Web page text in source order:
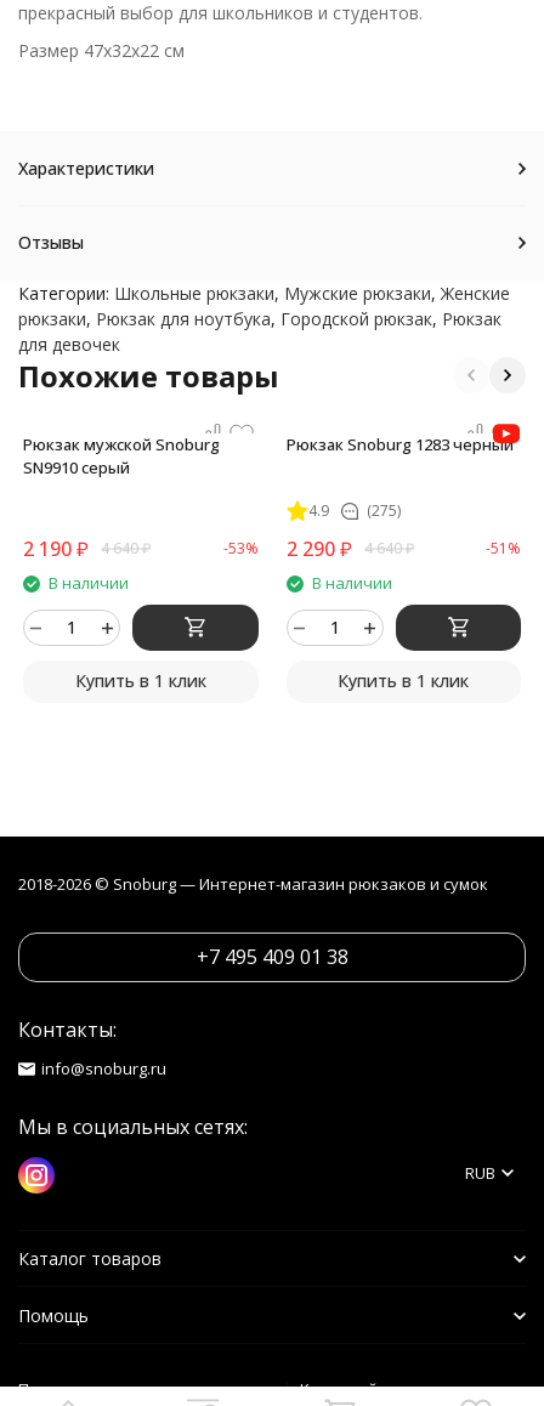
прекрасный выбор для школьников и студентов.
Размер 47x32x22 см
Характеристики
Отзывы
Категории: Школьные рюкзаки, Мужские рюкзаки,Женские
рюкзаки, Рюкзак для ноутбука, Городской рюкзак, Рюкзак
для девочек
Похожие товары
Рюкзак мужской Snoburg
SN9910 серый
2 190₽ 4 640₽ -53%
В наличии
Купить в 1 клик
Рюкзак Snoburg 1283 черный
4.9 (275)
2 290 ₽ 4 640₽ -51%
В наличии
Купить в 1 клик
2018-2026 © Snoburg — Интернет-магазин рюкзаков и сумок
+7 495 409 01 38
Контакты:
info@snoburg.ru
Мы в социальных сетях:
RUB
Каталог товаров
Помощь
Политика персональных данных Карта сайта